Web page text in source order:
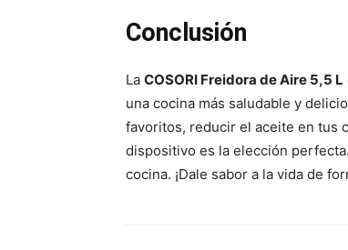
Conclusión
La COSORI Freidora de Aire 5,5 L
una cocina más saludable y
favoritos, reducir el aceite en tus
dispositivo es la elección
cocina. ¡Dale sabor a la vida de